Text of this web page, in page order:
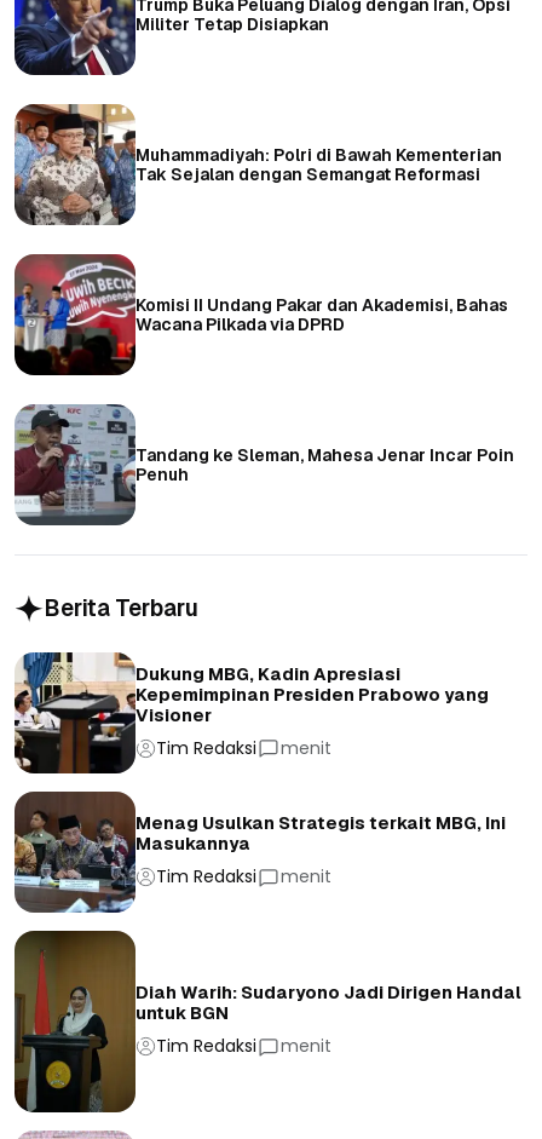
Trump Buka Peluang Dialog dengan Iran, Opsi
Militer Tetap Disiapkan
Muhammadiyah: Polri di Bawah Kementerian
Tak Sejalan dengan Semangat Reformasi
Komisi II Undang Pakar dan Akademisi, Bahas
Wacana Pilkada via DPRD
Tandang ke Sleman, Mahesa Jenar Incar Poin
Penuh
Berita Terbaru
Dukung MBG, Kadin Apresiasi
Kepemimpinan Presiden Prabowo yang
Visioner
Tim Redaksi menit
Menag Usulkan Strategis terkait MBG, Ini
Masukannya
Tim Redaksi menit
Diah Warih: Sudaryono Jadi Dirigen Handal
untuk BGN
Tim Redaksi menit